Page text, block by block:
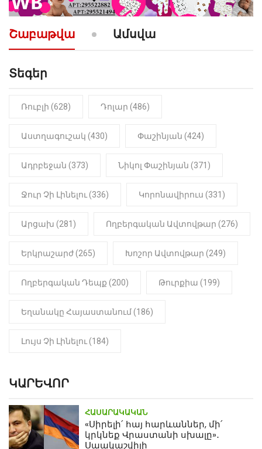
ՔԱՂԱՔԱԿԱՆ 10:52
«Լեզվիդ տալու փոխարեն
արտաբերիր այս երկու
նախադասությունը»․ Իշխան
Նիկոլ Փաշինյան
ԻՐԱԴԱՐՁԱՅԻՆ 22:01
մանկապղծության համար
մարմինը
Շաբաթվա Ամսվա
Տեգեր
Ռուբլի (628) Դոլար (486)
Աստղագուշակ (430) Փաշինյան (424)
Ադրբեջան (373) Նիկոլ Փաշինյան (371)
Ջուր Չի Լինելու (336) Կորոնավիրուս (331)
Արցախ (281) Ողբերգական Ավտովթար (276)
Երկրաշարժ (265) Խոշոր Ավտովթար (249)
Ողբերգական Դեպք (200) Թուրքիա (199)
Եղանակը Հայաստանում (186)
Լույս Չի Լինելու (184)
ԿԱՐԵՎՈՐ
ՀԱՍԱՐԱԿԱԿԱՆ
«Սիրելի՛ հայ հարևաններ, մի՛
կրկնեք Վրաստանի սխալը»․
Սաակաշվիլի